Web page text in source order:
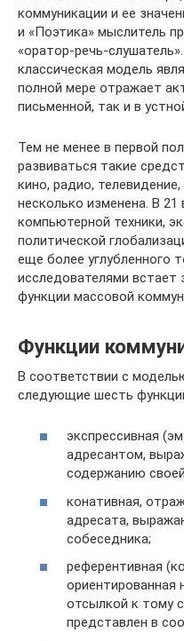
коммуникации и ее
и «Поэтика» мыслитель
«оратор-речь-
классическая модель
полной мере отражает
письменной, так и в
Тем не менее в первой
развиваться такие
кино, радио,
несколько изменена. В 21
компьютерной техники,
политической
еще более углубленного
исследователями встает
функции массовой
Функции
В соответствии с
следующие шесть
экспрессивная
адресантом,
содержанию
конативная,
адресата,
собеседника;
референтивная
ориентированная
отсылкой к тому
представлен в